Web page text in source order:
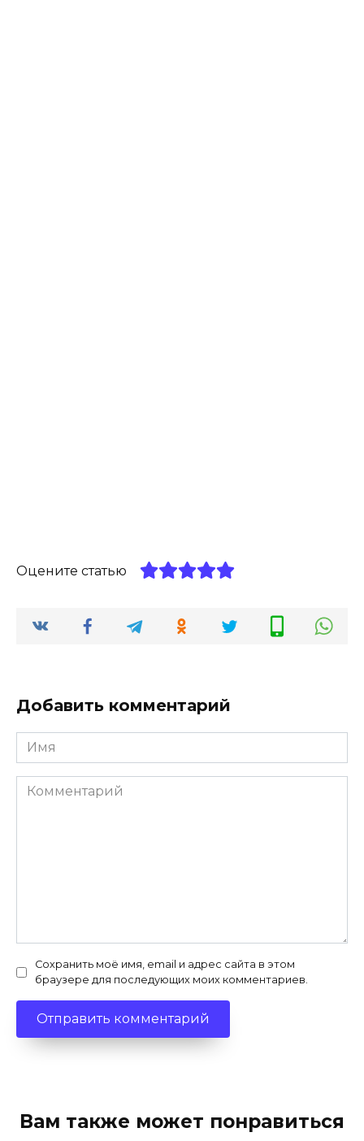
Оцените статью
Добавить комментарий
Имя
*
Комментарий
Сохранить моё имя, email и адрес сайта в этом
браузере для последующих моих комментариев.
Вам также может понравиться